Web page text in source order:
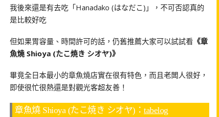
我後來還是有去吃「Hanadako (はなだこ)」，不可否認真的
是比較好吃
但如果胃容量、時間許可的話，仍舊推薦大家可以試試看 《章
魚燒 Shioya (たこ焼き シオヤ)》
畢竟全日本最小的章魚燒店實在很有特色，而且老闆人很好，
即使很忙很熱還是對觀光客超友善！
章魚燒 Shioya (たこ焼き シオヤ)： tabelog